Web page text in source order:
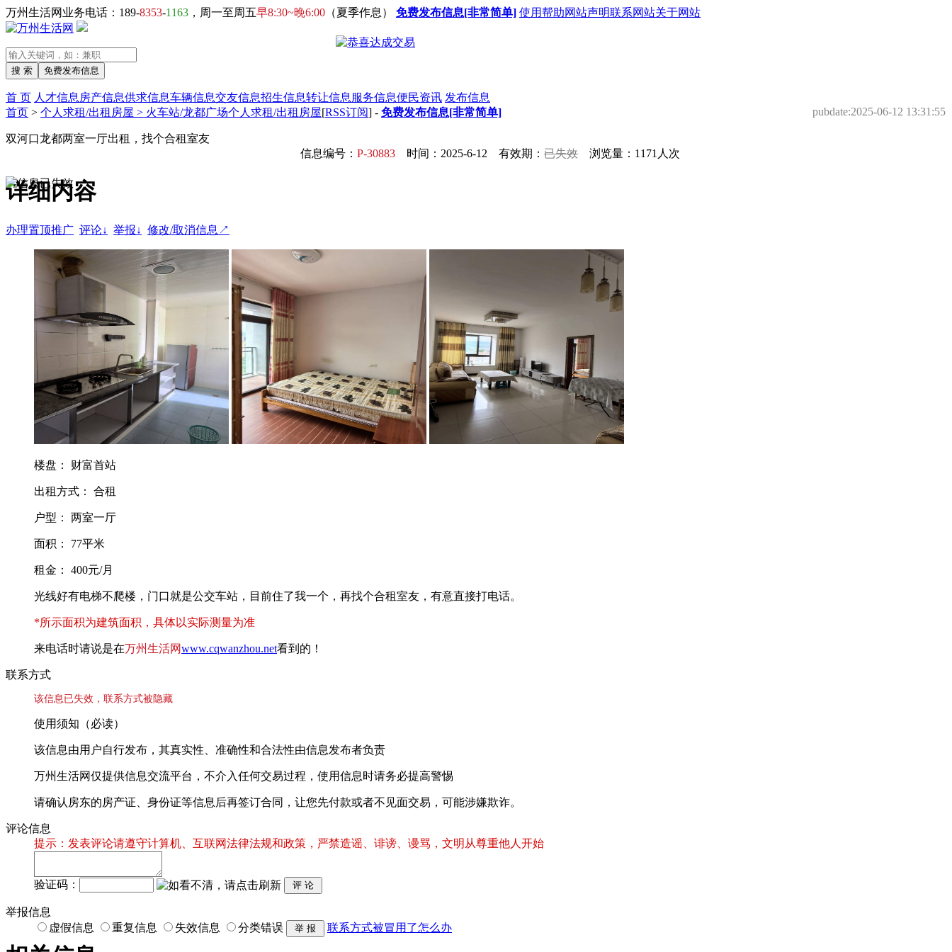
万州生活网业务电话：189-8353-1163 ，周一至周五早8:30~晚6:00 （夏季作息） 免费发布信息[非常简单] 使用帮助网站声明联系网站关于网站
首 页 人才信息 房产信息供求信息车辆信息交友信息招生信息转让信息 服务信息便民资讯 发布信息
首页 > 个人求租/出租房屋 > 火车站/龙都广场个人求租/出租房屋[RSS订阅] - 免费发布信息[非常简单] pubdate:2025-06-12 13:31:55
双河口龙都两室一厅出租，找个合租室友
信息编号： P-30883 时间：2025-6-12 有效期： 已失效 浏览量：1171人次
详细内容
办理置顶推广 评论↓ 举报↓ 修改/取消信息↗
楼盘： 财富首站
出租方式： 合租
户型： 两室一厅
面积： 77平米
租金： 400元/月
光线好有电梯不爬楼，门口就是公交车站，目前住了我一个，再找个合租室友，有意直接打电话。
*所示面积为建筑面积，具体以实际测量为准
来电话时请说是在万州生活网www.cqwanzhou.net看到的！
联系方式
该信息已失效，联系方式被隐藏
使用须知（必读）
该信息由用户自行发布，其真实性、准确性和合法性由信息发布者负责
万州生活网仅提供信息交流平台，不介入任何交易过程，使用信息时请务必提高警惕
请确认房东的房产证、身份证等信息后再签订合同，让您先付款或者不见面交易，可能涉嫌欺诈。
评论信息
提示：发表评论请遵守计算机、互联网法律法规和政策，严禁造谣、诽谤、谩骂，文明从尊重他人开始
验证码：
举报信息
虚假信息
重复信息 失效信息 分类错误 联系方式被冒用了怎么办